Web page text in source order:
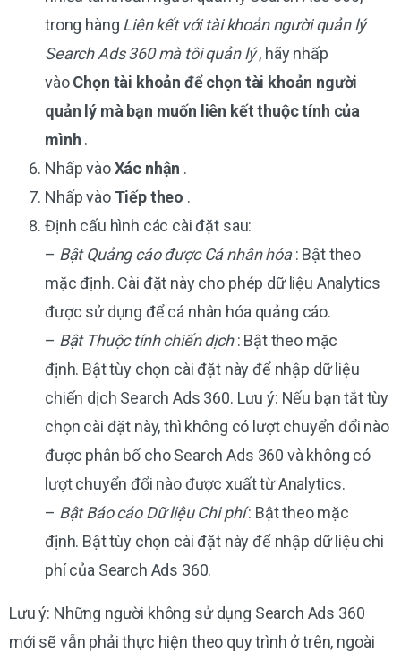
trong hàng Liên kết với tài khoản người quản lý
Search Ads 360 mà tôi quản lý, hãy nhấp
vàoChọn tài khoản để chọn tài khoản người
quản lý mà bạn muốn liên kết thuộc tính của
mình .
Nhấp vàoXác nhận .
Nhấp vào Tiếp theo .
Định cấu hình các cài đặt sau:
– Bật Quảng cáo được Cá nhân hóa: Bật theo
mặc định. Cài đặt này cho phép dữ liệu Analytics
được sử dụng để cá nhân hóa quảng cáo.
– Bật Thuộc tính chiến dịch: Bật theo mặc
định. Bật tùy chọn cài đặt này để nhập dữ liệu
chiến dịch Search Ads 360. Lưu ý: Nếu bạn tắt tùy
chọn cài đặt này, thì không có lượt chuyển đổi nào
được phân bổ cho Search Ads 360 và không có
lượt chuyển đổi nào được xuất từ ​​Analytics.
– Bật Báo cáo Dữ liệu Chi phí: Bật theo mặc
định. Bật tùy chọn cài đặt này để nhập dữ liệu chi
phí của Search Ads 360.
Lưu ý: Những người không sử dụng Search Ads 360
mới sẽ vẫn phải thực hiện theo quy trình ở trên, ngoài